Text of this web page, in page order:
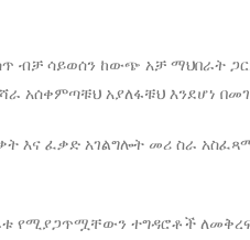
ብቻ ሳይወሰን ከውጭ አቻ ማህበራት
አሰቀምጣቹህ አያለፋቹህ እንደሆነ
እና ፈቃድ አገልግሎት መሪ ስራ
ተግዳሮቶች ለመቅረፍ